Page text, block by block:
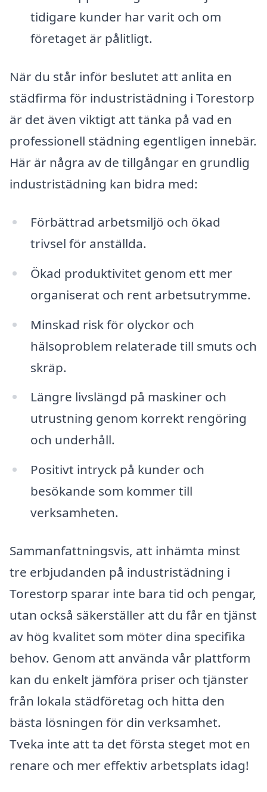
tidigare kunder har varit och om
företaget är pålitligt.
När du står inför beslutet att anlita en
städfirma för industristädning i Torestorp
är det även viktigt att tänka på vad en
professionell städning egentligen innebär.
Här är några av de tillgångar en grundlig
industristädning kan bidra med:
Förbättrad arbetsmiljö och ökad
trivsel för anställda.
Ökad produktivitet genom ett mer
organiserat och rent arbetsutrymme.
Minskad risk för olyckor och
hälsoproblem relaterade till smuts och
skräp.
Längre livslängd på maskiner och
utrustning genom korrekt rengöring
och underhåll.
Positivt intryck på kunder och
besökande som kommer till
verksamheten.
Sammanfattningsvis, att inhämta minst
tre erbjudanden på industristädning i
Torestorp sparar inte bara tid och pengar,
utan också säkerställer att du får en tjänst
av hög kvalitet som möter dina specifika
behov. Genom att använda vår plattform
kan du enkelt jämföra priser och tjänster
från lokala städföretag och hitta den
bästa lösningen för din verksamhet.
Tveka inte att ta det första steget mot en
renare och mer effektiv arbetsplats idag!